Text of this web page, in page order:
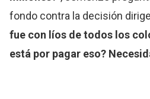
fondo contra la decisión
fue con líos de todos los
está por pagar eso?